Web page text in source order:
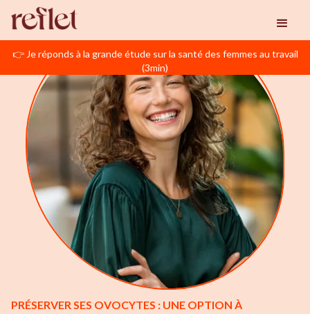
👉 Je réponds à la grande étude sur la santé des femmes au travail
(3min)
PRÉSERVER SES OVOCYTES : UNE OPTION À